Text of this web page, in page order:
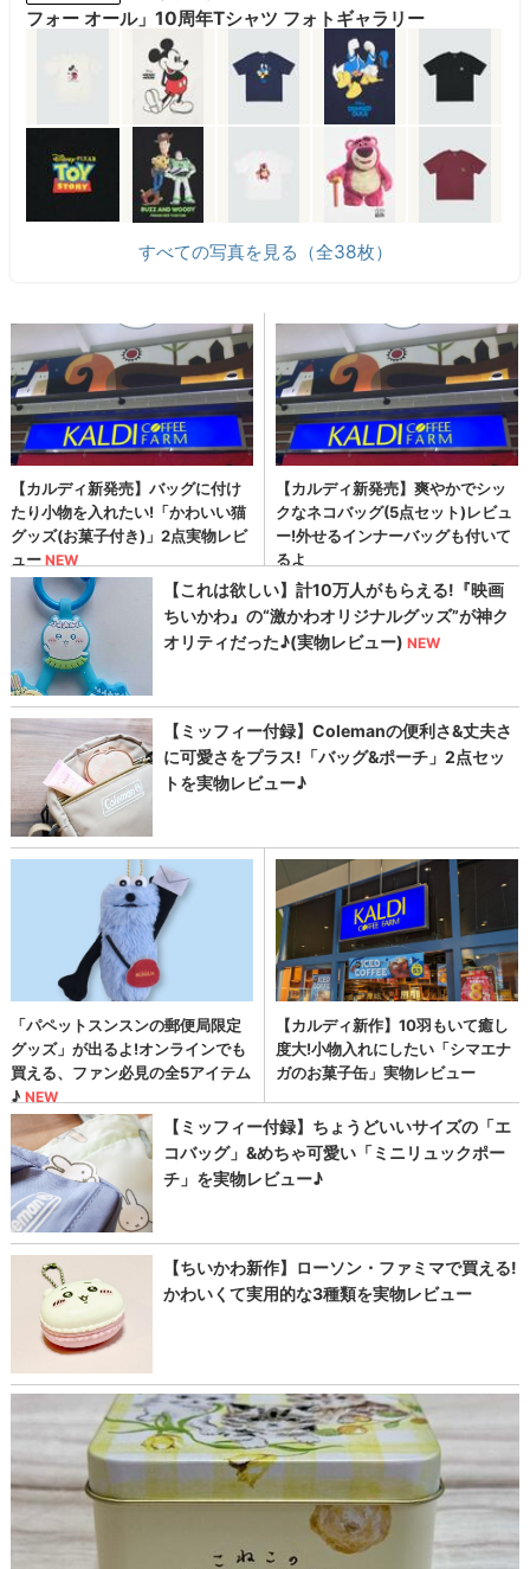
フォー オール」10周年Tシャツ フォトギャラリー
すべての写真を見る（全38枚）